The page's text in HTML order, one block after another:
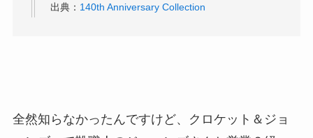
出典： 140th Anniversary Collection
全然知らなかったんですけど、クロケット＆ジョ